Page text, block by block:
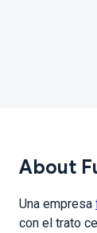
About
Una empresa
con el trato